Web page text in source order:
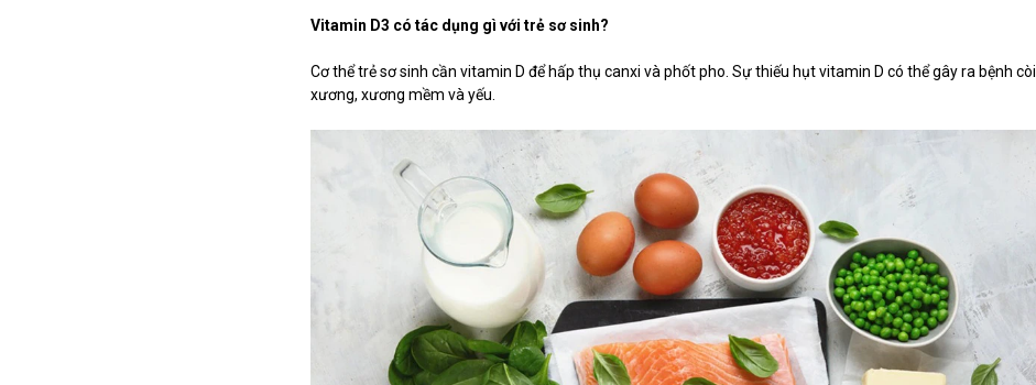
Vitamin D3 có tác dụng gì với trẻ sơ sinh?
Cơ thể trẻ sơ sinh cần vitamin D để hấp thụ canxi và phốt pho. Sự thiếu hụt vitamin D có thể gây ra bệnh còi
xương, xương mềm và yếu.